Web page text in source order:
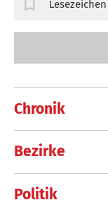
Chronik
Bezirke
Politik
Lesezeichen